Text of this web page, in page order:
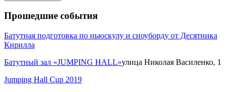
Прошедшие события
Батутная подготовка по ньюскулу и сноуборду от Десятника
Кирилла
Батутный зал «JUMPING HALL»улица Николая Василенко, 1
Jumping Hall Cup 2019